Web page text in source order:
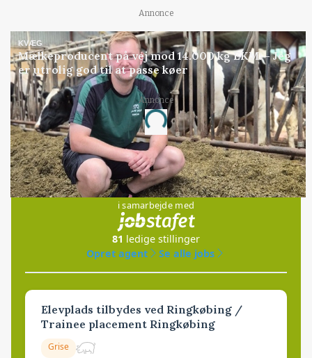
Annonce
KVÆG
Mælkeproducent på vej mod 14.000 kg EKM: - Jeg
er utrolig god til at passe køer
Annonce
Loading...
Jobs
i samarbejde med
81 ledige stillinger
Opret agent
Se alle jobs
Elevplads tilbydes ved Ringkøbing /
Trainee placement Ringkøbing
Grise